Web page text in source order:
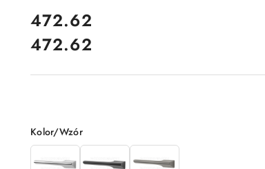
cena:
472.62
Cena:
472.62
Wariant
Kolor/Wzór